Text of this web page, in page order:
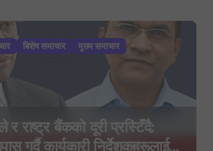
बिशेष समाचार मुख्य समाचार
र राष्ट्र बैंकको दूरी प्रस्टिँदै:
गर्दै कार्यकारी निर्देशकहरूलाई